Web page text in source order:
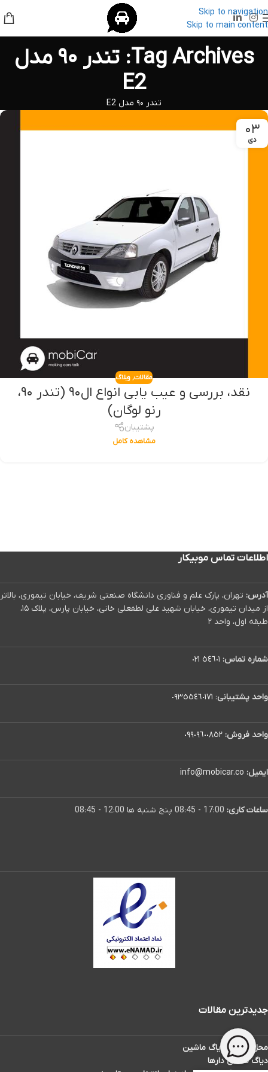
Skip to navigation
Skip to main content
Tag Archives: تندر ۹۰ مدل
E2
تندر ۹۰ مدل E2
۰۳
دی
مقالات, وبلاگ
نقد، بررسی و عیب یابی انواع ال۹۰‌ (تندر ۹۰،
رنو لوگان)
پشتیبان
مشاهده کامل
اطلاعات تماس موبیکار
آدرس: تهران، پارک علم و فناوری دانشگاه صنعتی شریف، خیابان تیموری، بالاتر
از میدان تیموری، خیابان شهید علی لطفعلی خانی، خیابان پارس، پلاک ۱۵،
طبقه اول، واحد ۲
شماره تماس: ٥٤٦٠١ ٠٢١
واحد پشتیبانی: ٠٩٣٥٥٤٦٠١٧١
واحد فروش: ٠٩٩٠٩٦٠٠٨٥٢
ایمیل: info@mobicar.co
ساعات کاری:
جدیدترین مقالات
محل سوکت دیاگ ماشین
دیاگ تاکسی دارها